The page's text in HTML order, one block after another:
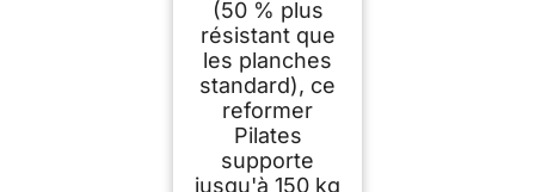
(50 % plus
résistant que
les planches
standard), ce
reformer
Pilates
supporte
jusqu'à 150 kg